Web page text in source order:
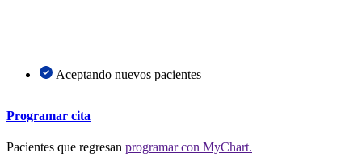
Aceptando nuevos pacientes
Programar cita
Pacientes que regresan programar con MyChart.